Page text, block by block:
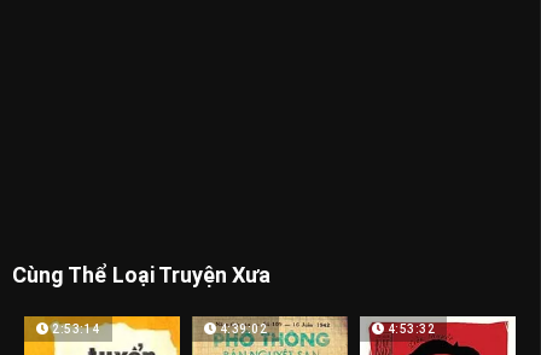
Cùng Thể Loại Truyện Xưa
2:53:14 4:39:02 4:53:32